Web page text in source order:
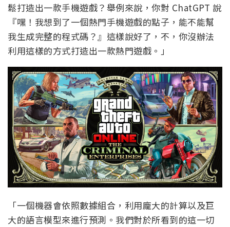
鬆打造出一款手機遊戲？舉例來說，你對 ChatGPT 說
『嘿！我想到了一個熱門手機遊戲的點子，能不能幫
我生成完整的程式碼？』這樣說好了，不，你沒辦法
利用這樣的方式打造出一款熱門遊戲。」
「一個機器會依照數據組合，利用龐大的計算以及巨
大的語言模型來進行預測。我們對於所看到的這一切